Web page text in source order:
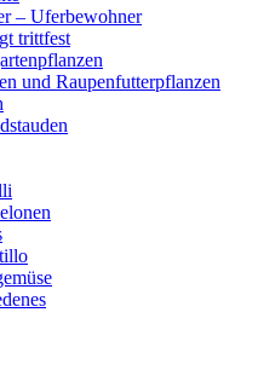
– Uferbewohner
trittfest
und Raupenfutterpflanzen